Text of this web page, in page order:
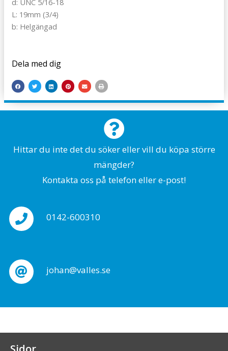
d: UNC 5/16-18
L: 19mm (3/4)
b: Helgängad
Dela med dig
Hittar du inte det du söker eller vill du köpa större
mängder?
Kontakta oss på telefon eller e-post!
0142-600310
johan@valles.se